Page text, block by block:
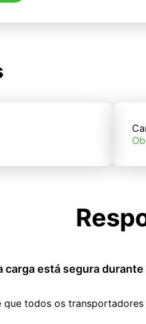
carga está segura
que todos os